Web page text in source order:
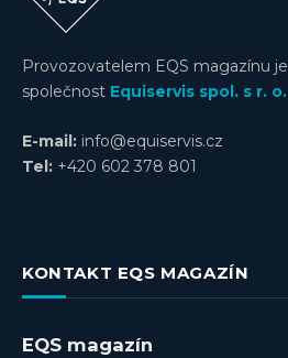
Provozovatelem EQS magazínu je
společnost Equiservis spol. s r. o.
E-mail: info@equiservis.cz
Tel: +420 602 378 801
KONTAKT EQS MAGAZÍN
EQS magazín